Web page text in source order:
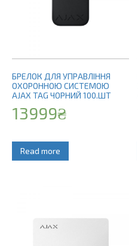
БРЕЛОК ДЛЯ УПРАВЛІННЯ
ОХОРОННОЮ СИСТЕМОЮ
AJAX TAG ЧОРНИЙ 100.ШТ
13999₴
Read more